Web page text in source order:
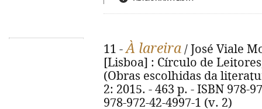
11 -À lareira / José Viale
[Lisboa] : Círculo de
(Obras escolhidas da
2: 2015. - 463 p. - ISBN 978-
978-972-42-4997-1 (v. 2)